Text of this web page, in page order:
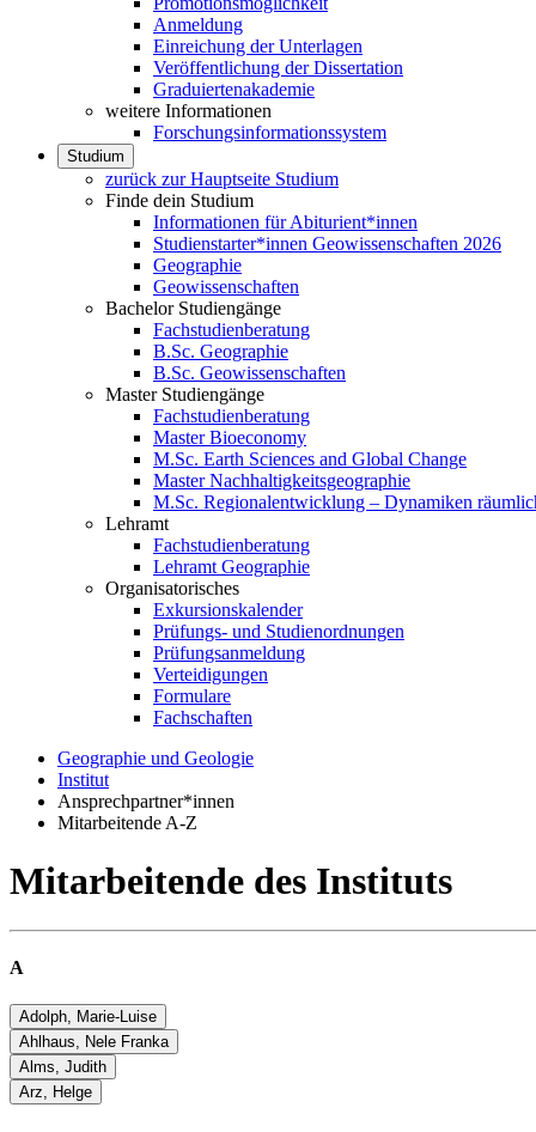
Anmeldung
Einreichung der Unterlagen
Veröffentlichung der Dissertation
Graduiertenakademie
weitere Informationen
Forschungsinformationssystem
Studium
zurück zur Hauptseite Studium
Finde dein Studium
Informationen für Abiturient*innen
Studienstarter*innen Geowissenschaften 2026
Geographie
Geowissenschaften
Bachelor Studiengänge
Fachstudienberatung
B.Sc. Geographie
B.Sc. Geowissenschaften
Master Studiengänge
Fachstudienberatung
Master Bioeconomy
M.Sc. Earth Sciences and Global Change
Master Nachhaltigkeitsgeographie
M.Sc. Regionalentwicklung – Dynamiken
Lehramt
Fachstudienberatung
Lehramt Geographie
Organisatorisches
Exkursionskalender
Prüfungs- und Studienordnungen
Prüfungsanmeldung
Verteidigungen
Formulare
Fachschaften
Geographie und Geologie
Institut
Ansprechpartner*innen
Mitarbeitende A-Z
Mitarbeitende des Instituts
A
Adolph, Marie-Luise
Dr. Marie-Luise Adolph
Wissenschaftliche Mitarbeiterin am Lehrstuhl für Physische
Ahlhaus, Nele Franka
Nele Franka Ahlhaus
Alms, Judith
Judith Alms
Arz, Helge